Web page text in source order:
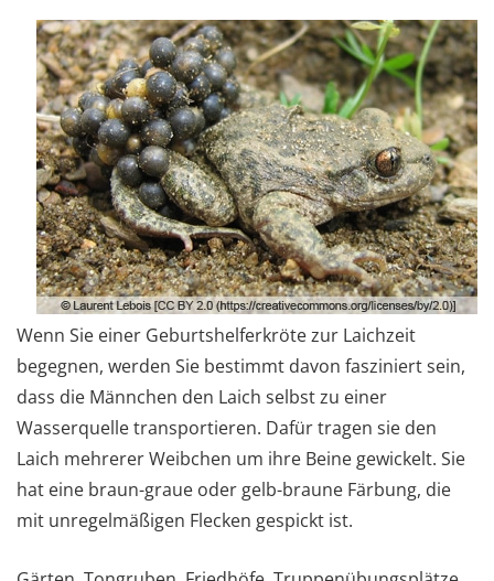
Wenn Sie einer Geburtshelferkröte zur Laichzeit
begegnen, werden Sie bestimmt davon fasziniert sein,
dass die Männchen den Laich selbst zu einer
Wasserquelle transportieren. Dafür tragen sie den
Laich mehrerer Weibchen um ihre Beine gewickelt. Sie
hat eine braun-graue oder gelb-braune Färbung, die
mit unregelmäßigen Flecken gespickt ist.